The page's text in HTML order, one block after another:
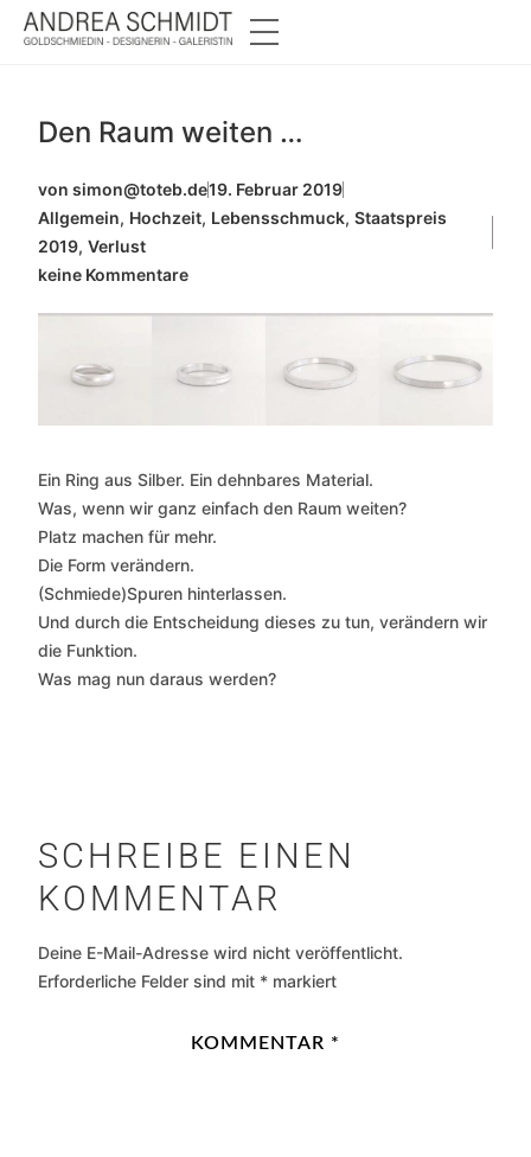
Den Raum weiten …
von simon@toteb.de19. Februar 2019
Allgemein, Hochzeit, Lebensschmuck,Staatspreis
2019,Verlust
keine Kommentare
Ein Ring aus Silber. Ein dehnbares Material.
Was, wenn wir ganz einfach den Raum weiten?
Platz machen für mehr.
Die Form verändern.
(Schmiede)Spuren hinterlassen.
Und durch die Entscheidung dieses zu tun, verändern wir
die Funktion.
Was mag nun daraus werden?
SCHREIBE EINEN
KOMMENTAR
Deine E-Mail-Adresse wird nicht veröffentlicht.
Erforderliche Felder sind mit * markiert
KOMMENTAR *